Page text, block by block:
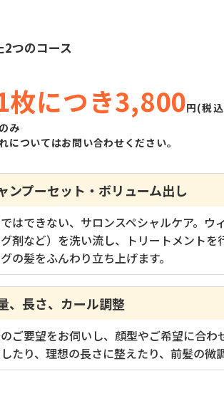
枚につき3,800円(税
み
ついてはお問い合わせください。
ンプーセット ・ボリューム出し
はできない、サロンスペシャルケア。ウ
剤など）を洗い流し、トリートメントを
の髪をふんわり立ち上げます。
、長さ、カール調整
ご要望をお伺いし、顔型やご希望に合わ
たり、理想の長さに整えたり、前髪の微